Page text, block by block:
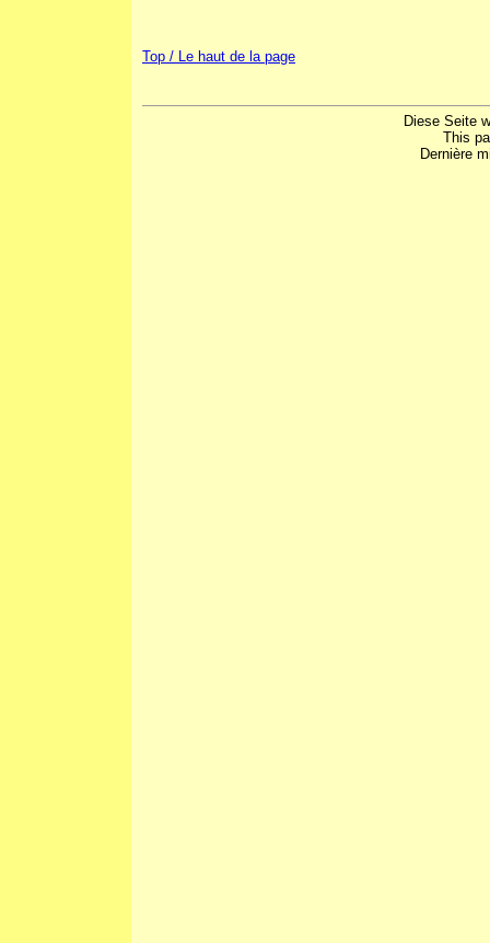
Top / Le haut de la page
Diese Seite
This
Dernière